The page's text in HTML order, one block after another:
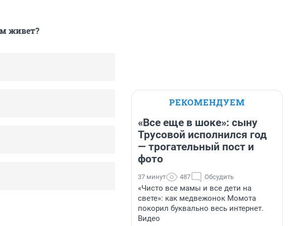
живет?
РЕКОМЕНДУЕМ
«Все еще в шоке»: сыну
Трусовой исполнился год
— трогательный пост и
фото
37 минут 487 Обсудить
«Чисто все мамы и все дети на
свете»: как медвежонок Момота
покорил буквально весь интернет.
Видео